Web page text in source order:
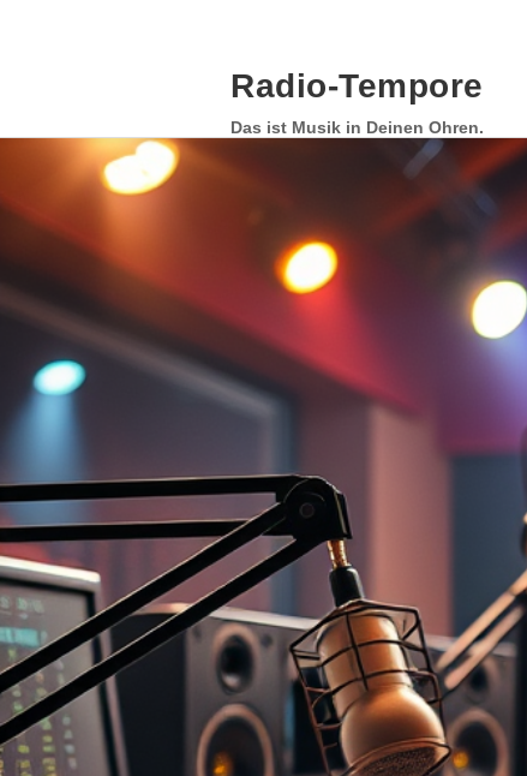
Radio-Tempore
Das ist Musik in Deinen Ohren.